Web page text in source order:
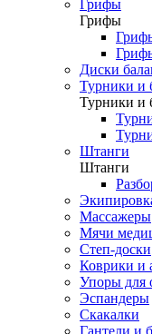
Грифы
Грифы
Диски
Турники и
Турники и
Штанги
Штанги
Массажеры
Мячи
Степ-доски
Коврики и
Упоры для
Эспандеры
Скакалки
Гантели и